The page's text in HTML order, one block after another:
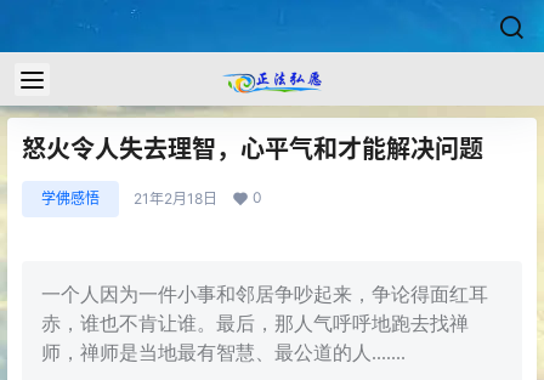
怒火令人失去理智，心平气和才能解决问题
学佛感悟 21年2月18日 0
一个人因为一件小事和邻居争吵起来，争论得面红耳
赤，谁也不肯让谁。最后，那人气呼呼地跑去找禅
师，禅师是当地最有智慧、最公道的人.......